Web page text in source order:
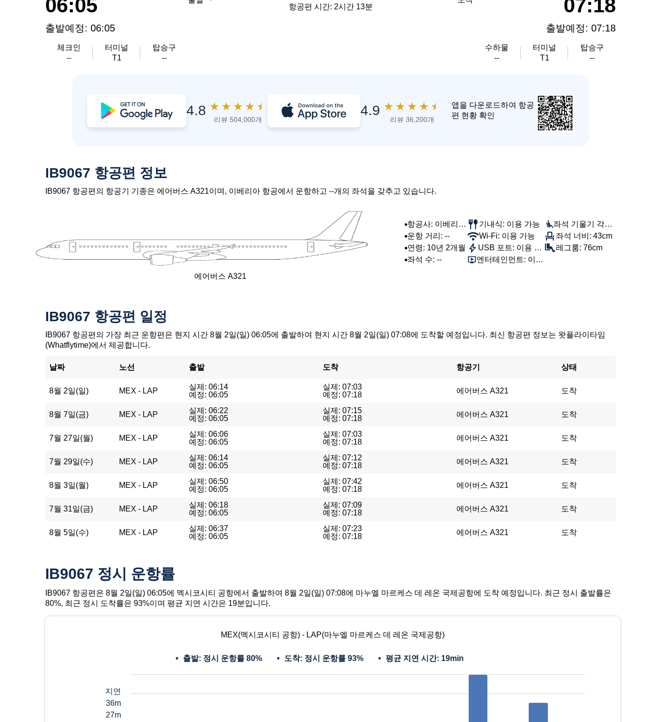
06:05
출발예정: 06:05
체크인
--
터미널
T1
탑승구
--
항공편 시간: 2시간 13분
07:18
출발예정: 07:18
수하물
--
터미널
T1
탑승구
--
4.8 ★ ★ ★ ★ ★
리뷰 504,000개
4.9 ★ ★ ★ ★ ★
리뷰 36,200개
앱을 다운로드하여 항공
편 현황 확인
IB9067 항공편 정보
IB9067 항공편의 항공기 기종은 에어버스 A321이며, 이베리아 항공에서 운항하고 --개의 좌석을 갖추고 있습니다.
에어버스 A321
항공사: 이베리아
항공
운항 거리: --
연령: 10년 2개월
좌석 수: --
기내식: 이용 가능
Wi-Fi: 이용 가능
USB 포트: 이용 가
능
엔터테인먼트: 이용
좌석 기울기 각도:
100°
좌석 너비: 43cm
레그룸: 76cm
IB9067 항공편 일정
IB9067 항공편의 가장 최근 운항편은 현지 시간 8월 2일(일) 06:05에 출발하여 현지 시간 8월 2일(일) 07:08에 도착할 예정입니다. 최신 항공편 정보는 왓플라이타임
(Whatflytime)에서 제공합니다.
날짜 노선 출발 도착 항공기 상태
8월 2일(일) MEX - LAP
실제: 06:14
예정: 06:05
실제: 07:03
예정: 07:18
에어버스 A321 도착
8월 7일(금) MEX - LAP
실제: 06:22
예정: 06:05
실제: 07:15
예정: 07:18
에어버스 A321 도착
7월 27일(월) MEX - LAP
실제: 06:06
예정: 06:05
실제: 07:03
예정: 07:18
에어버스 A321 도착
7월 29일(수) MEX - LAP
실제: 06:14
예정: 06:05
실제: 07:12
예정: 07:18
에어버스 A321 도착
8월 3일(월) MEX - LAP
실제: 06:50
예정: 06:05
실제: 07:42
예정: 07:18
에어버스 A321 도착
7월 31일(금) MEX - LAP
실제: 06:18
예정: 06:05
실제: 07:09
예정: 07:18
에어버스 A321 도착
8월 5일(수) MEX - LAP
실제: 06:37
예정: 06:05
실제: 07:23
예정: 07:18
에어버스 A321 도착
IB9067 정시 운항률
IB9067 항공편은 8월 2일(일) 06:05에 멕시코시티 공항에서 출발하여 8월 2일(일) 07:08에 마누엘 마르케스 데 레온 국제공항에 도착 예정입니다. 최근 정시 출발률은
80%, 최근 정시 도착률은 93%이며 평균 지연 시간은 19분입니다.
MEX(멕시코시티 공항) - LAP(마누엘 마르케스 데 레온 국제공항)
출발: 정시 운항률 80% 도착: 정시 운항률 93% 평균 지연 시간: 19min
지연
36m
27m